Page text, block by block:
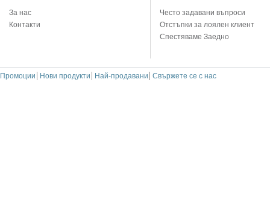
За нас
Контакти
Често задавани въпроси
Отстъпки за лоялен клиент
Спестяваме Заедно
Промоции Нови продукти Най-продавани Свържете се с нас